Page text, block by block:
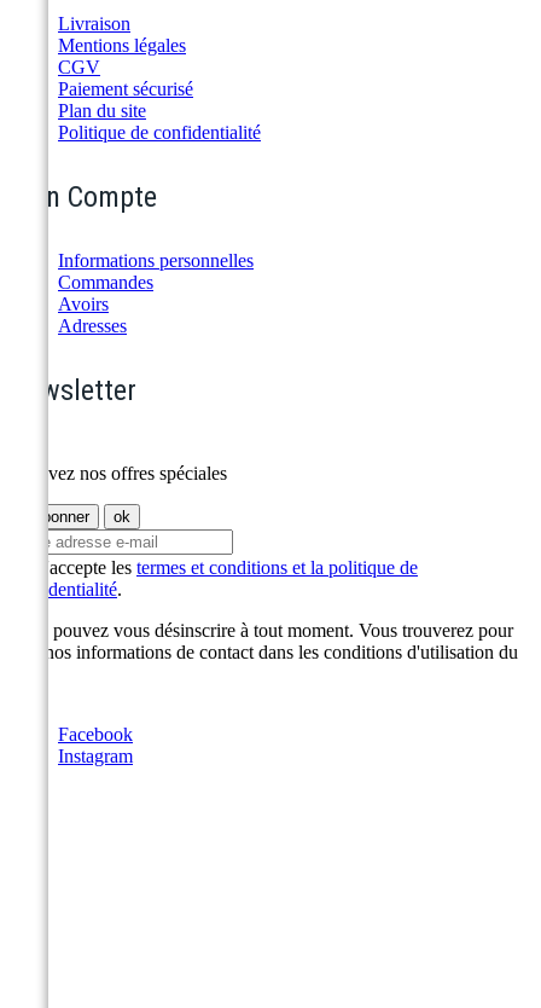
Livraison
Mentions légales
CGV
Paiement sécurisé
Plan du site
Politique de confidentialité
Mon Compte
Informations personnelles
Commandes
Avoirs
Adresses
Newsletter
Recevez nos offres spéciales
J'accepte les termes et conditions et la politique de
confidentialité.
Vous pouvez vous désinscrire à tout moment. Vous trouverez pour
cela nos informations de contact dans les conditions d'utilisation du
Facebook
Instagram